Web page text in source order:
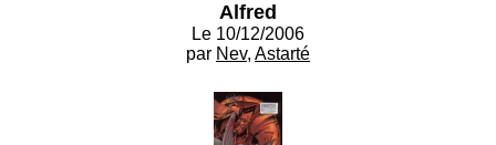
c'est carrément comestible.
Alfred
Le 10/12/2006
par Nev, Astarté